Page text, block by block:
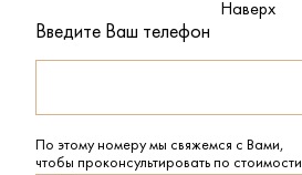
Наверх
Введите Ваш телефон
По этому номеру мы свяжемся с Вами,
чтобы проконсультировать по стоимости